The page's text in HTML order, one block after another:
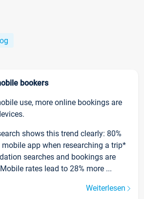
bookers
use, more online bookings are
shows this trend clearly: 80%
app when researching a trip*
searches and bookings are
rates lead to 28% more ...
Weiterlesen